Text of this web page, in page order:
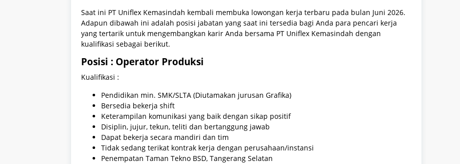
Saat ini PT Uniflex Kemasindah kembali membuka lowongan kerja terbaru pada bulan Juni 2026.
Adapun dibawah ini adalah posisi jabatan yang saat ini tersedia bagi Anda para pencari kerja
yang tertarik untuk mengembangkan karir Anda bersama PT Uniflex Kemasindah dengan
kualifikasi sebagai berikut.
Posisi : Operator Produksi
Kualifikasi :
Pendidikan min. SMK/SLTA (Diutamakan jurusan Grafika)
Bersedia bekerja shift
Keterampilan komunikasi yang baik dengan sikap positif
Disiplin, jujur, tekun, teliti dan bertanggung jawab
Dapat bekerja secara mandiri dan tim
Tidak sedang terikat kontrak kerja dengan perusahaan/instansi
Penempatan Taman Tekno BSD, Tangerang Selatan